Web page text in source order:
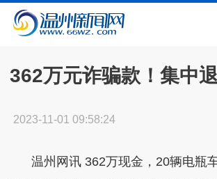
362万元诈骗款！集中退
2023-11-01 09:58:24
温州网讯 362万现金，20辆电瓶